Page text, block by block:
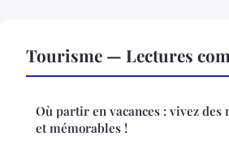
Tourisme — Lectures
Où partir en vacances : vivez des
et mémorables !